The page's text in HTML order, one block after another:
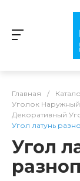
Главная /
Уголок
Декоративный
Угол латунь
Угол